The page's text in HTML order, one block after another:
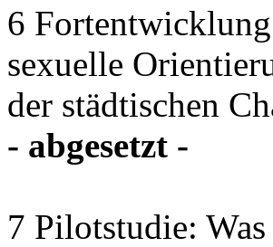
6
sexuelle
der städtischen
- abgesetzt -
7 Pilotstudie: